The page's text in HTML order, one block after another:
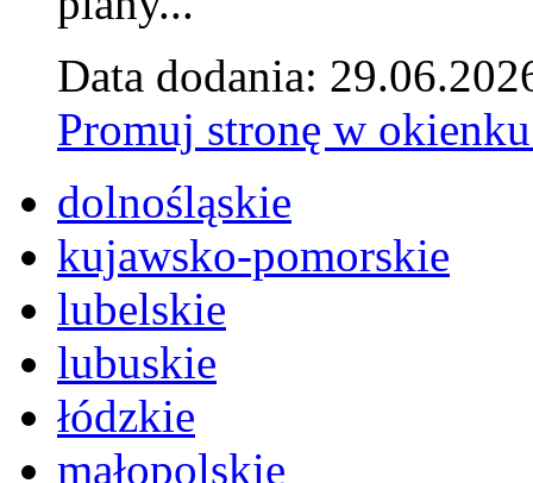
Data dodania:
Promuj stronę w
dolnośląskie
kujawsko-pomorskie
lubelskie
lubuskie
łódzkie
małopolskie